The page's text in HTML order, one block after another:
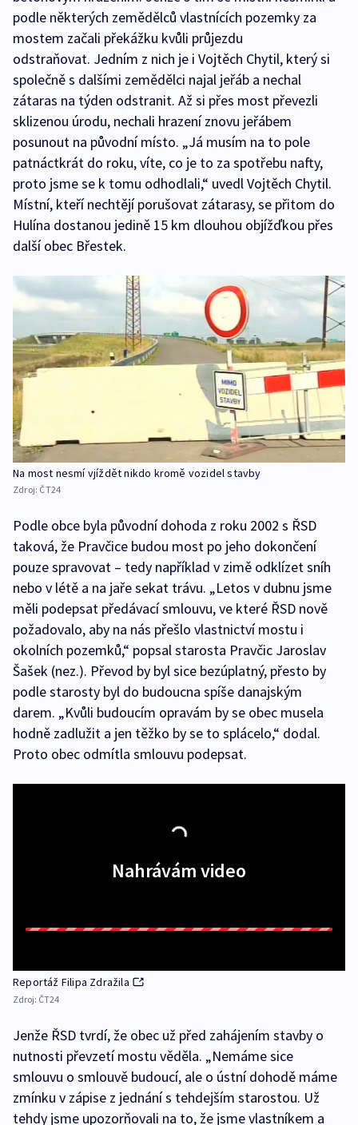
podle některých zemědělců vlastnících pozemky za
mostem začali překážku kvůli průjezdu
odstraňovat. Jedním z nich je i Vojtěch Chytil, který si
společně s dalšími zemědělci najal jeřáb a nechal
zátaras na týden odstranit. Až si přes most převezli
sklizenou úrodu, nechali hrazení znovu jeřábem
posunout na původní místo. „Já musím na to pole
patnáctkrát do roku, víte, co je to za spotřebu nafty,
proto jsme se k tomu odhodlali,“ uvedl Vojtěch Chytil.
Místní, kteří nechtějí porušovat zátarasy, se přitom do
Hulína dostanou jedině 15 km dlouhou objížďkou přes
další obec Břestek.
Na most nesmí vjíždět nikdo kromě vozidel stavby
Zdroj: ČT24
Podle obce byla původní dohoda z roku 2002 s ŘSD
taková, že Pravčice budou most po jeho dokončení
pouze spravovat – tedy například v zimě odklízet sníh
nebo v létě a na jaře sekat trávu. „Letos v dubnu jsme
měli podepsat předávací smlouvu, ve které ŘSD nově
požadovalo, aby na nás přešlo vlastnictví mostu i
okolních pozemků,“ popsal starosta Pravčic Jaroslav
Šašek (nez.). Převod by byl sice bezúplatný, přesto by
podle starosty byl do budoucna spíše danajským
darem. „Kvůli budoucím opravám by se obec musela
hodně zadlužit a jen těžko by se to splácelo,“ dodal.
Proto obec odmítla smlouvu podepsat.
Nahrávám video
Reportáž Filipa Zdražila
Zdroj: ČT24
Jenže ŘSD tvrdí, že obec už před zahájením stavby o
nutnosti převzetí mostu věděla. „Nemáme sice
smlouvu o smlouvě budoucí, ale o ústní dohodě máme
zmínku v zápise z jednání s tehdejším starostou. Už
tehdy jsme upozorňovali na to, že jsme vlastníkem a